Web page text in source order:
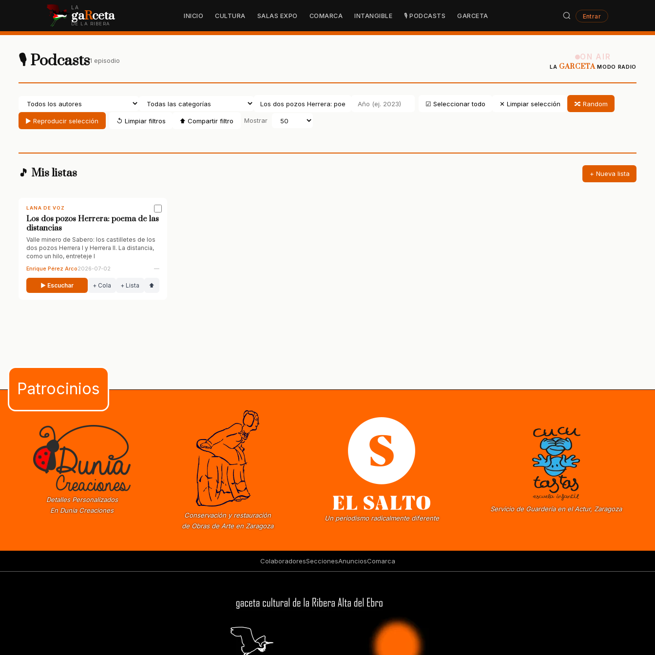
LA
gaRceta
DE LA RIBERA
INICIO CULTURA SALAS EXPO COMARCA INTANGIBLE 🎙 PODCASTS GARCETA Entrar
🎙 Podcasts1 episodio ON AIR
LA GARCETAMODO RADIO
☑ Seleccionar todo ✕ Limpiar selección 🔀 Random
▶ Reproducir selección ↺ Limpiar filtros ⬆ Compartir filtro Mostrar
🎵 Mis listas + Nueva lista
LANA DE VOZ
Los dos pozos Herrera: poema de las
distancias
Valle minero de Sabero: los castilletes de los
dos pozos Herrera I y Herrera II. La distancia,
como un hilo, entreteje l
Enrique Pérez Arco2026-07-02 —
▶ Escuchar + Cola + Lista ⬆
Detalles Personalizados
En Dunia Creaciones
Conservación y restauración
de Obras de Arte en Zaragoza
Un periodismo radicalmente diferente
Servicio de Guardería en el Actur, Zaragoza
ColaboradoresSeccionesAnunciosComarca